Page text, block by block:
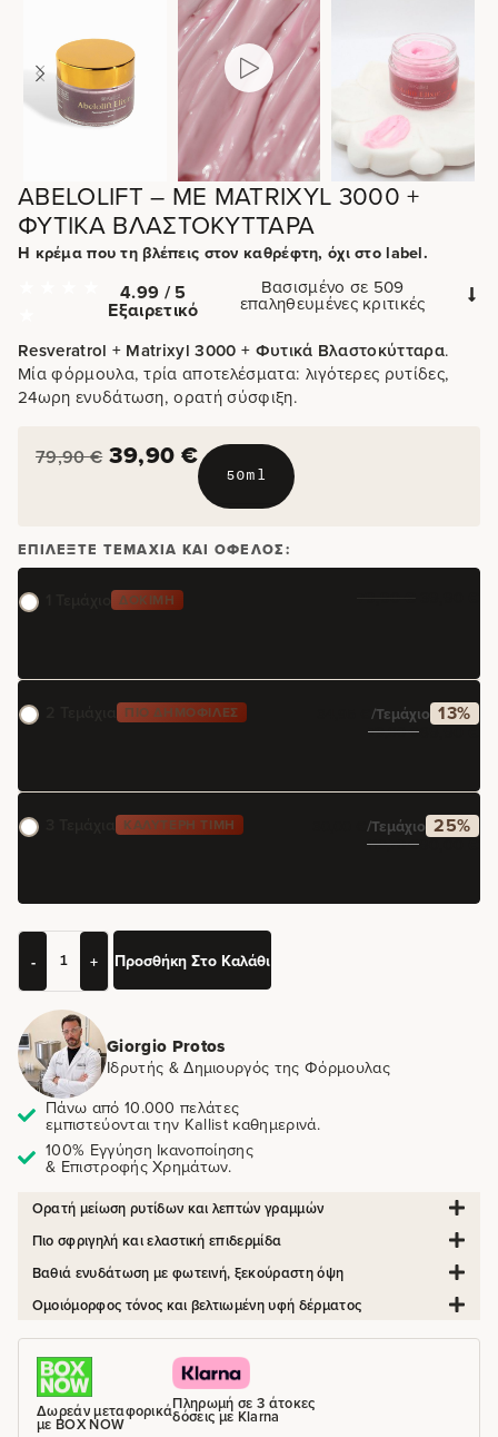
ABELOLIFT – ΜΕ MATRIXYL 3000 +
ΦΥΤΙΚΆ ΒΛΑΣΤΟΚΎΤΤΑΡΑ
Η κρέμα που τη βλέπεις στον καθρέφτη, όχι στο label.
4.99 / 5
Εξαιρετικό
Βασισμένο σε 509
επαληθευμένες κριτικές
Resveratrol + Matrixyl 3000 + Φυτικά Βλαστοκύτταρα.
Μία φόρμουλα, τρία αποτελέσματα: λιγότερες ρυτίδες,
24ωρη ενυδάτωση, ορατή σύσφιξη.
79,90€ 39,90 €
50ml
ΕΠΙΛΈΞΤΕ ΤΕΜΆΧΙΑ ΚΑΙ ΌΦΕΛΟΣ:
ΔΟΚΙΜΉ
ΠΙΟ ΔΗΜΟΦΙΛΈΣ €/τεμάχιο 13%
79,80€69,90€
ΚΑΛΎΤΕΡΗ ΤΙΜΉ €/τεμάχιο 25%
119,70€90,00€
- + Προσθήκη Στο Καλάθι
Giorgio Protos
Ιδρυτής & Δημιουργός της Φόρμουλας
Πάνω από 10.000 πελάτες
εμπιστεύονται την Kallist καθημερινά.
100% Εγγύηση Ικανοποίησης
& Επιστροφής Χρημάτων.
Ορατή μείωση ρυτίδων και λεπτών γραμμών
Πιο σφριγηλή και ελαστική επιδερμίδα
Βαθιά ενυδάτωση με φωτεινή, ξεκούραστη όψη
Ομοιόμορφος τόνος και βελτιωμένη υφή δέρματος
Δωρεάν μεταφορικά
με BOX NOW
Πληρωμή σε 3 άτοκες
δόσεις με Klarna